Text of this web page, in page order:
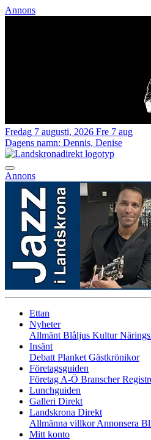
Annons
Fredag 7 augusti, 2026 Fre 7 aug
Dagens namn: Dennis, Denise
Annons
Ettan
Nyheter
Allmänt Blåljus Kultur
Insänt
Debatt Planket Gästkrönikor
Företagsguiden
Företag A-Ö Branscher
Lunchguiden
Galleri Direkt
Landskrona Direkt
Allmänna villkorAnnonsera
Mitt konto